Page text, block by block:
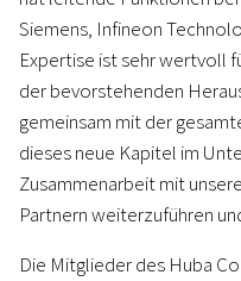
Siemens, Infineon
Expertise ist sehr wertvoll
der bevorstehenden
gemeinsam mit der
dieses neue Kapitel im
Zusammenarbeit mit
Partnern weiterzuführen
Die Mitglieder des Huba